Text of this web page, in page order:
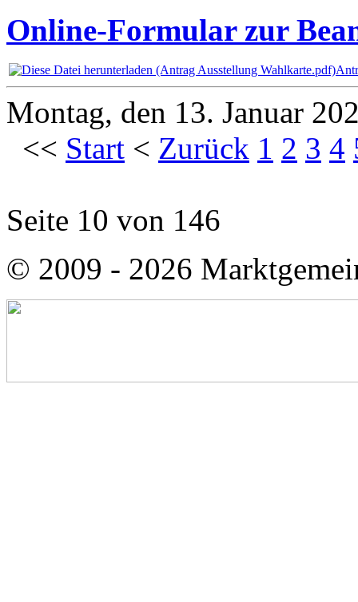
Online-Formular zur
Montag, den 13. Januar
<< Start < Zurück 1 2 3 4
Seite 10 von 146
© 2009 - 2026